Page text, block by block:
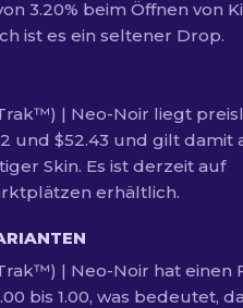
3.20% beim Öffnen von
ist es ein seltener Drop.
| Neo-Noir liegt
und $52.43 und gilt damit
Skin. Es ist derzeit auf
erhältlich.
| Neo-Noir hat einen
bis 1.00, was bedeutet,